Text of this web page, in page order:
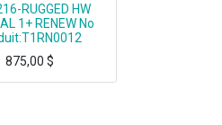
RUGGED HW
1+ RENEW No
875,00 $